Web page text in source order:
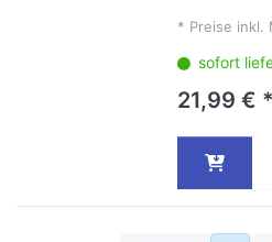
* Preise inkl.
sofort
21,99 € *